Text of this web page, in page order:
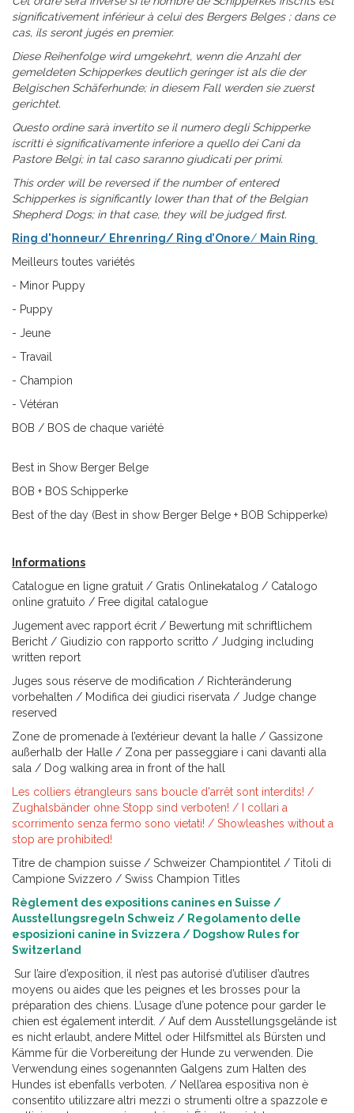
significativement inférieur à celui des Bergers Belges ; dans ce
cas, ils seront jugés en premier.
Diese Reihenfolge wird umgekehrt, wenn die Anzahl der
gemeldeten Schipperkes deutlich geringer ist als die der
Belgischen Schäferhunde; in diesem Fall werden sie zuerst
gerichtet.
Questo ordine sarà invertito se il numero degli Schipperke
iscritti è significativamente inferiore a quello dei Cani da
Pastore Belgi; in tal caso saranno giudicati per primi.
This order will be reversed if the number of entered
Schipperkes is significantly lower than that of the Belgian
Shepherd Dogs; in that case, they will be judged first.
Ring d'honneur/ Ehrenring/ Ring d’Onore/ Main Ring
Meilleurs toutes variétés
- Minor Puppy
- Puppy
- Jeune
- Travail
- Champion
- Vétéran
BOB / BOS de chaque variété
Best in Show Berger Belge
BOB + BOS Schipperke
Best of the day (Best in show Berger Belge + BOB Schipperke)
Informations
Catalogue en ligne gratuit / Gratis Onlinekatalog / Catalogo
online gratuito / Free digital catalogue
Jugement avec rapport écrit / Bewertung mit schriftlichem
Bericht / Giudizio con rapporto scritto / Judging including
written report
Juges sous réserve de modification / Richteränderung
vorbehalten / Modifica dei giudici riservata / Judge change
reserved
Zone de promenade à l’extérieur devant la halle / Gassizone
außerhalb der Halle / Zona per passeggiare i cani davanti alla
sala / Dog walking area in front of the hall
Les colliers étrangleurs sans boucle d'arrêt sont interdits! /
Zughalsbänder ohne Stopp sind verboten! / I collari a
scorrimento senza fermo sono vietati! / Showleashes without a
stop are prohibited!
Titre de champion suisse / Schweizer Championtitel / Titoli di
Campione Svizzero / Swiss Champion Titles
Règlement des expositions canines en Suisse /
Ausstellungsregeln Schweiz / Regolamento delle
esposizioni canine in Svizzera / Dogshow Rules for
Switzerland
Sur l’aire d’exposition, il n’est pas autorisé d’utiliser d’autres
moyens ou aides que les peignes et les brosses pour la
préparation des chiens. L’usage d’une potence pour garder le
chien est également interdit. / Auf dem Ausstellungsgelände ist
es nicht erlaubt, andere Mittel oder Hilfsmittel als Bürsten und
Kämme für die Vorbereitung der Hunde zu verwenden. Die
Verwendung eines sogenannten Galgens zum Halten des
Hundes ist ebenfalls verboten. / Nell’area espositiva non è
consentito utilizzare altri mezzi o strumenti oltre a spazzole e